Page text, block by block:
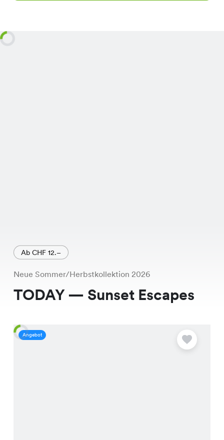
Ab CHF 12.–
Neue Sommer/Herbstkollektion 2026
TODAY — Sunset Escapes
Angebot